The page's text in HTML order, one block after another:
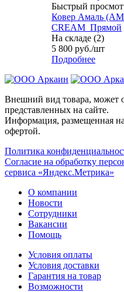
Быстрый
Ковер Амаль
CREAM_Прямой
На складе (2)
5 800 руб./шт
Подробнее
Внешний вид товара, может
представленных на сайте.
Информация, размещенная
офертой.
Политика
Согласие на обработку
сервиса «Яндекс.Метрика»
О компании
Новости
Сотрудники
Вакансии
Помощь
Условия оплаты
Условия доставки
Гарантия на товар
Возможности